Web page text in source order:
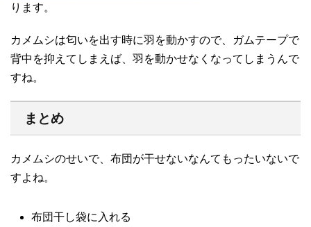
ります。
カメムシは匂いを出す時に羽を動かすので、ガムテープで
背中を抑えてしまえば、羽を動かせなくなってしまうんで
すね。
まとめ
カメムシのせいで、布団が干せないなんてもったいないで
すよね。
布団干し袋に入れる